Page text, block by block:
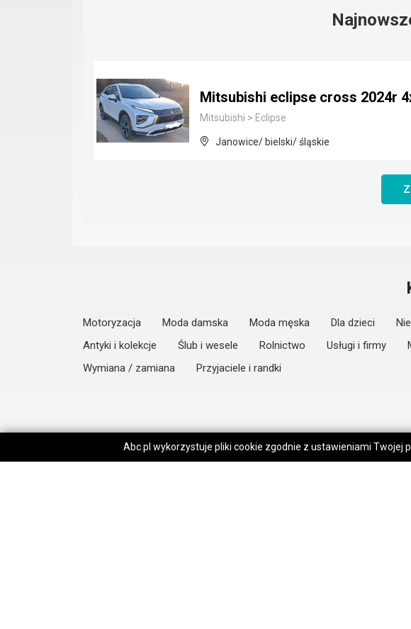
Mitsubishi eclipse cross 2024r
Mitsubishi > Eclipse
Janowice/ bielski/ śląskie
Motoryzacja Moda damska Moda męska Dla dzieci
Antyki i kolekcje
Ślub i wesele Rolnictwo Usługi i firmy
Wymiana / zamiana
Przyjaciele i randki
Abc.pl wykorzystuje pliki cookie zgodnie z ustawieniami